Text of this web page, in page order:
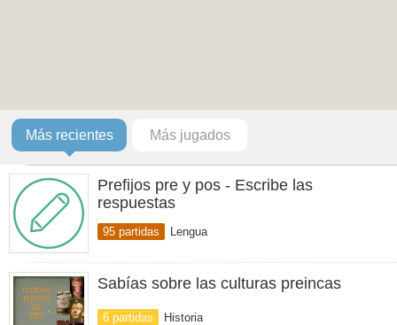
Más recientes Más jugados
Prefijos pre y pos - Escribe las
respuestas
95 partidas Lengua
Sabías sobre las culturas preincas
6 partidas Historia